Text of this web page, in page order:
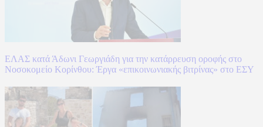
ΕΛΑΣ κατά Άδωνι Γεωργιάδη για την κατάρρευση οροφής στο
Νοσοκομείο Κορίνθου: Έργα «επικοινωνιακής βιτρίνας» στο ΕΣΥ